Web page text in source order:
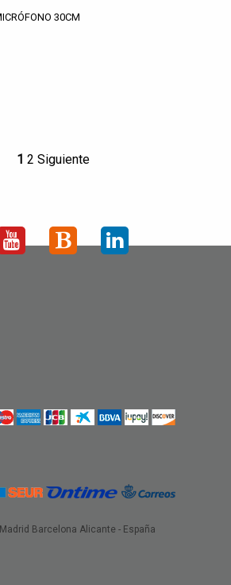
30CM
1 2 Siguiente
Madrid Barcelona Alicante - España